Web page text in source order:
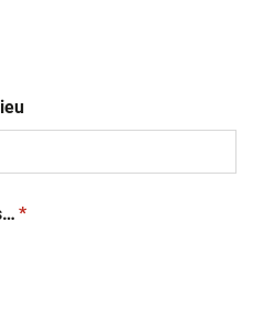
(obligatoire)
*